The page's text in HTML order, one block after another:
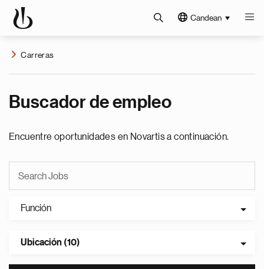
Candean
Carreras
Buscador de empleo
Encuentre oportunidades en Novartis a continuación.
Función
Ubicación (10)